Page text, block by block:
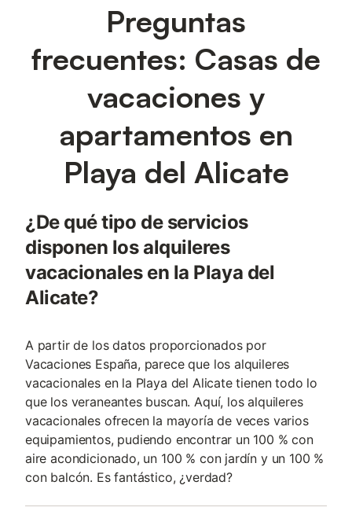
Preguntas
frecuentes: Casas de
vacaciones y
apartamentos en
Playa del Alicate
¿De qué tipo de servicios
disponen los alquileres
vacacionales en la Playa del
Alicate?
A partir de los datos proporcionados por
Vacaciones España, parece que los alquileres
vacacionales en la Playa del Alicate tienen todo lo
que los veraneantes buscan. Aquí, los alquileres
vacacionales ofrecen la mayoría de veces varios
equipamientos, pudiendo encontrar un 100 % con
aire acondicionado, un 100 % con jardín y un 100 %
con balcón. Es fantástico, ¿verdad?